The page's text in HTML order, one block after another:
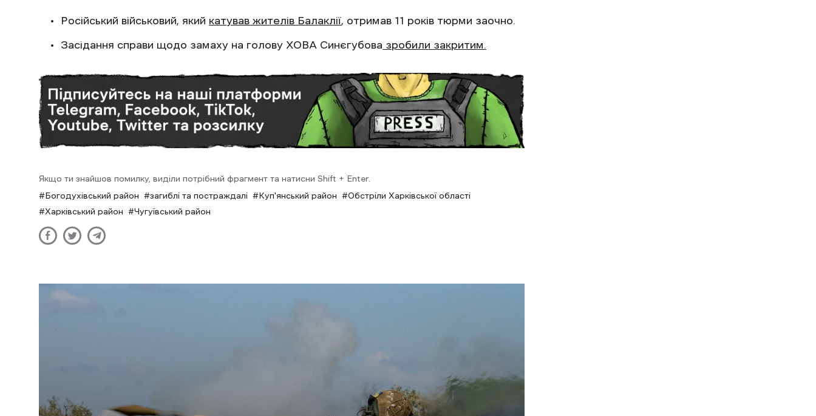
Російський військовий, який катував жителів Балаклії, отримав 11 років тюрми заочно.
Засідання справи щодо замаху на голову ХОВА Синєгубова зробили закритим.
Якщо ти знайшов помилку, виділи потрібний фрагмент та натисни Shift + Enter.
Богодухівський район
загиблі та постраждалі Куп'янський район
Обстріли Харківської області
Харківський район
Чугуївський район